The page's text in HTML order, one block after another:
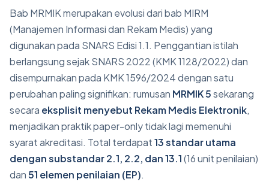
Bab MRMIK merupakan evolusi dari bab MIRM
(Manajemen Informasi dan Rekam Medis) yang
digunakan pada SNARS Edisi 1.1. Penggantian istilah
berlangsung sejak SNARS 2022 (KMK 1128/2022) dan
disempurnakan pada KMK 1596/2024 dengan satu
perubahan paling signifikan: rumusan MRMIK 5sekarang
secara eksplisit menyebut Rekam Medis Elektronik,
menjadikan praktik paper-only tidak lagi memenuhi
syarat akreditasi. Total terdapat13 standar utama
dengan substandar 2.1, 2.2, dan 13.1(16 unit penilaian)
dan51 elemen penilaian (EP).